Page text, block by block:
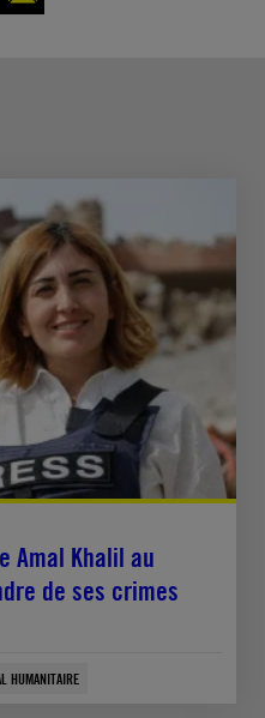
Amal Khalil au
de ses crimes
HUMANITAIRE